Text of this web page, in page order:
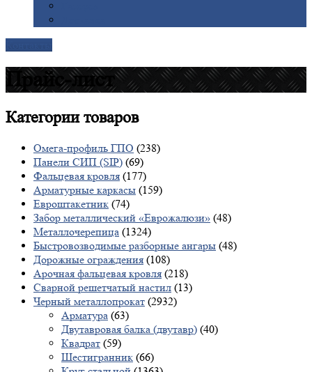
Прайс-лист
Категориитоваров
Омега-профиль ГПО (238)
Панели СИП (SIP) (69)
Фальцевая кровля (177)
Арматурные каркасы (159)
Евроштакетник (74)
Забор металлический «Еврожалюзи» (48)
Металлочерепица (1324)
Быстровозводимые разборные ангары (48)
Дорожные ограждения (108)
Арочная фальцевая кровля (218)
Сварной решетчатый настил (13)
Черный металлопрокат (2932)
Арматура (63)
Двутавровая балка (двутавр) (40)
Квадрат (59)
Шестигранник (66)